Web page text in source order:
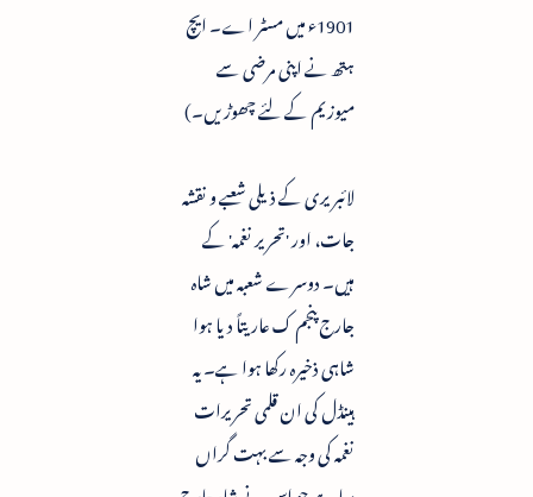
1901ء میں مسٹر اے۔ ایچ
ہتھ نے اپنی مرضی سے
میوزیم کے لئے چھوڑیں۔)
لائبریری کے ذیلی شعبے و نقشہ
جات، اور 'تحریر نغمہ' کے
ہیں۔ دوسرے شعبہ میں شاہ
جارج پنجم ک عاریتاً دیا ہوا
شاہی ذخیرہ رکھا ہوا ہے۔ یہ
ہینڈل کی ان قلمی تحریرات
نغمہ کی وجہ سے بہت گراں